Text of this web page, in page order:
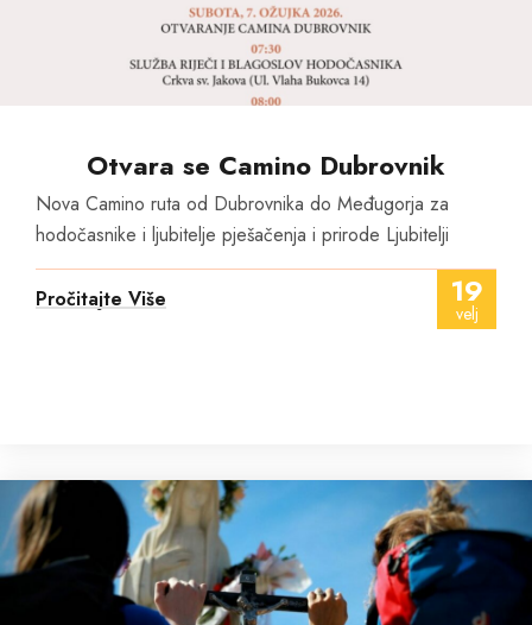
Otvara se Camino Dubrovnik
Nova Camino ruta od Dubrovnika do Međugorja za
hodočasnike i ljubitelje pješačenja i prirode Ljubitelji
Pročitajte Više 19
velj